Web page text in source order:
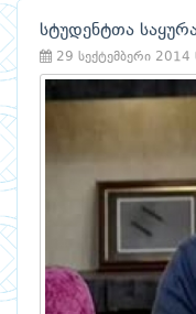
სტუდენტთა
29 სექტემბერი 2014